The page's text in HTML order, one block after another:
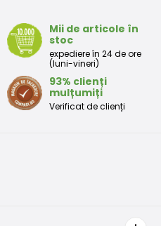
Mii de articole în
stoc
expediere în 24 de ore
(luni-vineri)
93% clienți
mulțumiți
Verificat de clienți